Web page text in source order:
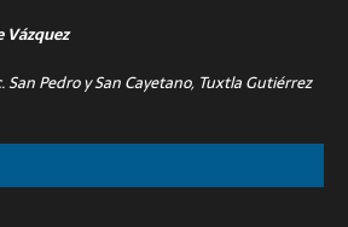
Vázquez
San Pedro y San Cayetano, Tuxtla Gutiérrez